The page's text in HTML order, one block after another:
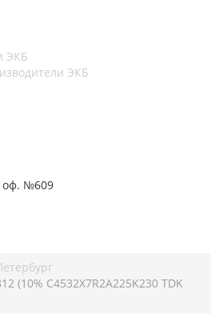
ЭКБ
ЭКБ
оф. №609
(10% C4532X7R2A225K230 TDK